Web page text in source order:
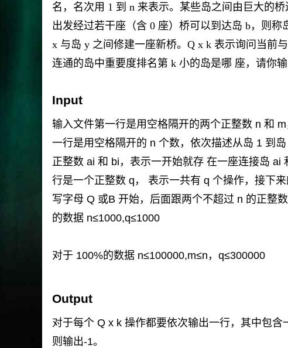
名，名次用 1 到 n 来表示。某些岛之间由巨大的
出发经过若干座（含 0 座）桥可以到达岛 b，则
x 与岛 y 之间修建一座新桥。Q x k 表示询问当前
连通的岛中重要度排名第 k 小的岛是哪 座，请你
Input
输入文件第一行是用空格隔开的两个正整数 n 和
一行是用空格隔开的 n 个数，依次描述从岛 1 到
正整数 ai 和 bi，表示一开始就存 在一座连接岛
行是一个正整数 q， 表示一共有 q 个操作，接下
写字母 Q 或B 开始，后面跟两个不超过 n 的正整
的数据 n≤1000,q≤1000
对于 100%的数据 n≤100000,m≤n，q≤300000
Output
对于每个 Q x k 操作都要依次输出一行，其中包
则输出-1。